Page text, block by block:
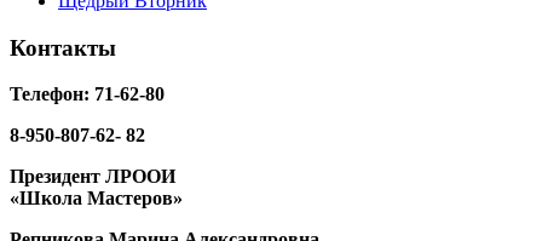
Контакты
Телефон: 71-62-80
8-950-807-62- 82
Президент ЛРООИ
«Школа Мастеров»